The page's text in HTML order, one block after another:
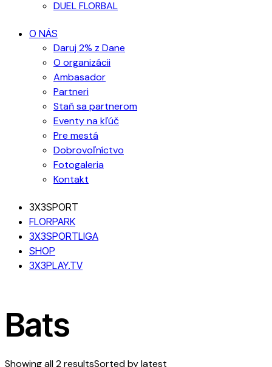
DUEL FLORBAL
O NÁS
Daruj 2% z Dane
O organizácii
Ambasador
Partneri
Staň sa partnerom
Eventy na kľúč
Pre mestá
Dobrovoľníctvo
Fotogaleria
Kontakt
3X3SPORT
FLORPARK
3X3SPORTLIGA
SHOP
3X3PLAY.TV
Bats
Showing all 2 resultsSorted by latest